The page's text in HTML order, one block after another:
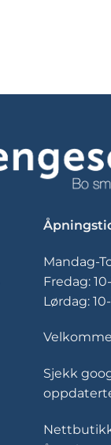
Mandag-
Fredag:
Lørdag:
Sjekk